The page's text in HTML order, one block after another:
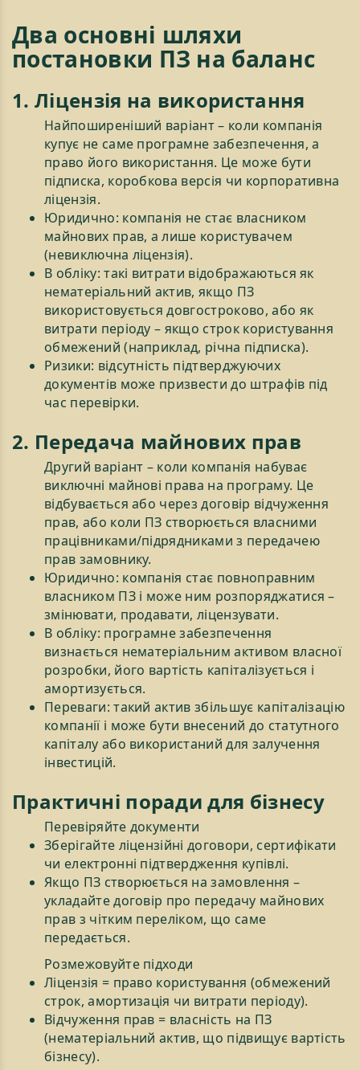
Два основні шляхи
постановки ПЗ на баланс
1. Ліцензія на використання
Найпоширеніший варіант – коли компанія
купує не саме програмне забезпечення, а
право його використання. Це може бути
підписка, коробкова версія чи корпоративна
ліцензія.
Юридично: компанія не стає власником
майнових прав, а лише користувачем
(невиключна ліцензія).
В обліку: такі витрати відображаються як
нематеріальний актив, якщо ПЗ
використовується довгостроково, або як
витрати періоду – якщо строк користування
обмежений (наприклад, річна підписка).
Ризики: відсутність підтверджуючих
документів може призвести до штрафів під
час перевірки.
2. Передача майнових прав
Другий варіант – коли компанія набуває
виключні майнові права на програму. Це
відбувається або через договір відчуження
прав, або коли ПЗ створюється власними
працівниками/підрядниками з передачею
прав замовнику.
Юридично: компанія стає повноправним
власником ПЗ і може ним розпоряджатися –
змінювати, продавати, ліцензувати.
В обліку: програмне забезпечення
визнається нематеріальним активом власної
розробки, його вартість капіталізується і
амортизується.
Переваги: такий актив збільшує капіталізацію
компанії і може бути внесений до статутного
капіталу або використаний для залучення
інвестицій.
Практичні поради для бізнесу
Перевіряйте документи
Зберігайте ліцензійні договори, сертифікати
чи електронні підтвердження купівлі.
Якщо ПЗ створюється на замовлення –
укладайте договір про передачу майнових
прав з чітким переліком, що саме
передається.
Розмежовуйте підходи
Ліцензія = право користування (обмежений
строк, амортизація чи витрати періоду).
Відчуження прав = власність на ПЗ
(нематеріальний актив, що підвищує вартість
бізнесу).